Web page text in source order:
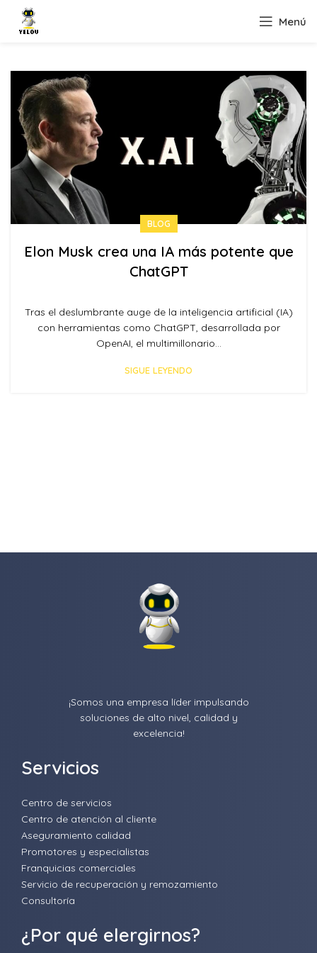
Menú
BLOG
Elon Musk crea una IA más potente que
ChatGPT
Tras el deslumbrante auge de la inteligencia artificial (IA)
con herramientas como ChatGPT, desarrollada por
OpenAI, el multimillonario...
SIGUE LEYENDO
¡Somos una empresa líder impulsando
soluciones de alto nivel, calidad y
excelencia!
Servicios
Centro de servicios
Centro de atención al cliente
Aseguramiento calidad
Promotores y especialistas
Franquicias comerciales
Servicio de recuperación y remozamiento
Consultoría
¿Por qué elergirnos?